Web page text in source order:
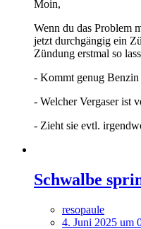
Moin,
Wenn du das Problem
jetzt durchgängig ein
Zündung erstmal so
- Kommt genug Benzin
- Welcher Vergaser ist
- Zieht sie evtl.
Schwalbe
resopaule
4. Juni 2025 um